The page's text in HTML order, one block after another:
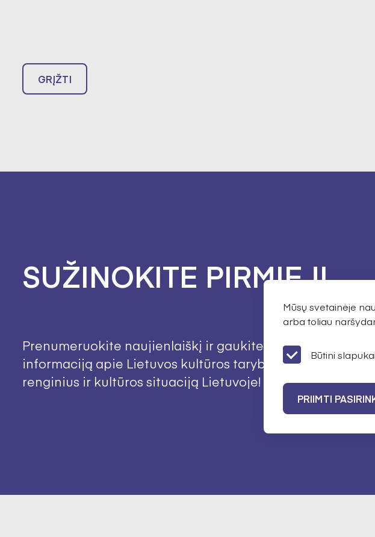
GRĮŽTI
SUŽINOKITE PIRMIEJI
Prenumeruokite naujienlaiškį ir gaukite svarbiausią
informaciją apie Lietuvos kultūros tarybos finansavimą,
renginius ir kultūros situaciją Lietuvoje!
Mūsų svetainėje
arba toliau
Būtini slapukai
PRIIMTI